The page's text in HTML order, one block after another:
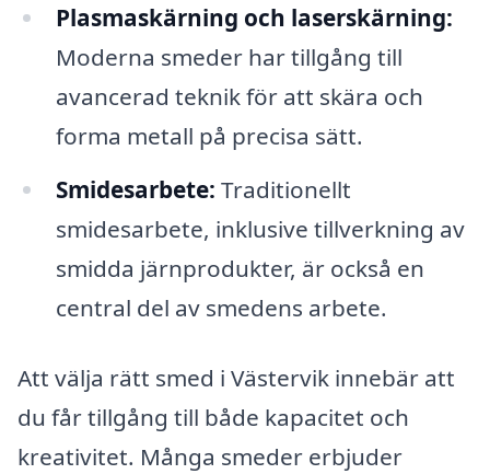
Plasmaskärning och laserskärning:
Moderna smeder har tillgång till
avancerad teknik för att skära och
forma metall på precisa sätt.
Smidesarbete: Traditionellt
smidesarbete, inklusive tillverkning av
smidda järnprodukter, är också en
central del av smedens arbete.
Att välja rätt smed i Västervik innebär att
du får tillgång till både kapacitet och
kreativitet. Många smeder erbjuder